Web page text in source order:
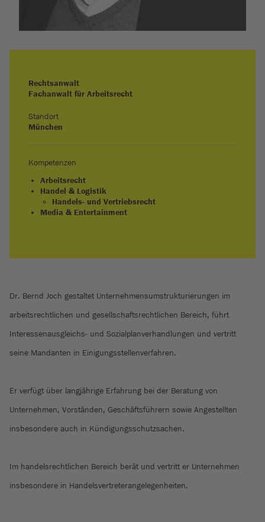
Rechtsanwalt
Fachanwalt für Arbeitsrecht
Standort
München
Kompetenzen
Arbeitsrecht
Handel & Logistik
Handels- und Vertriebsrecht
Media & Entertainment
Dr. Bernd Joch gestaltet Unternehmensumstrukturierungen im
arbeitsrechtlichen und gesellschaftsrechtlichen Bereich, führt
Interessenausgleichs- und Sozialplanverhandlungen und vertritt
seine Mandanten in Einigungsstellenverfahren.
Er verfügt über langjährige Erfahrung bei der Beratung von
Unternehmen, Vorständen, Geschäftsführern sowie Angestellten
insbesondere auch in Kündigungsschutzsachen.
Im handelsrechtlichen Bereich berät und vertritt er Unternehmen
insbesondere in Handelsvertreterangelegenheiten.